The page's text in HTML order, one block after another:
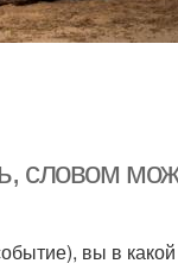
словом
вы в